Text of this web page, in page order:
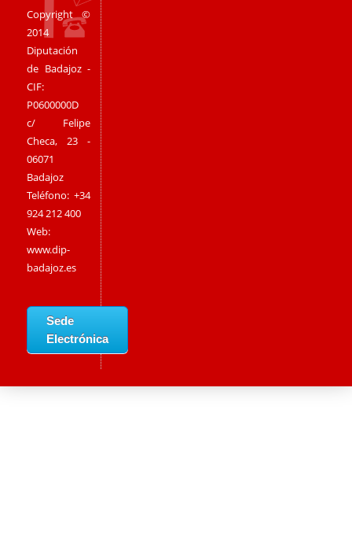
Copyright ©
2014
Diputación
de Badajoz -
CIF:
P0600000D
c/ Felipe
Checa, 23 -
06071
Badajoz
Teléfono: +34
924 212 400
Web:
www.dip-
badajoz.es
Sede
Electrónica